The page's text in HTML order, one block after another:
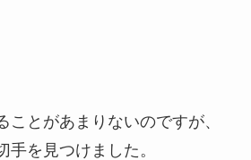
ことがあまりないのですが、
手を見つけました。